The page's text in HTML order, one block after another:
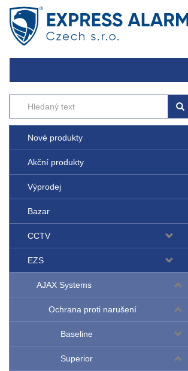
Nové produkty
Akční produkty
Výprodej
Bazar
CCTV
EZS
AJAX Systems
Ochrana proti narušení
Baseline
Superior